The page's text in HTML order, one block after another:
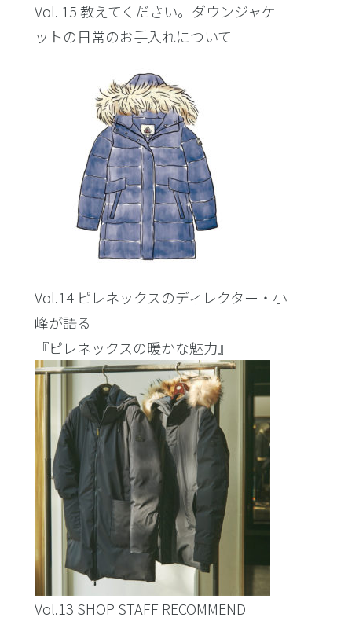
Vol. 15 教えてください。ダウンジャケ
ットの日常のお手入れについて
Vol.14 ピレネックスのディレクター・小
峰が語る
『ピレネックスの暖かな魅力』
Vol.13 SHOP STAFF RECOMMEND